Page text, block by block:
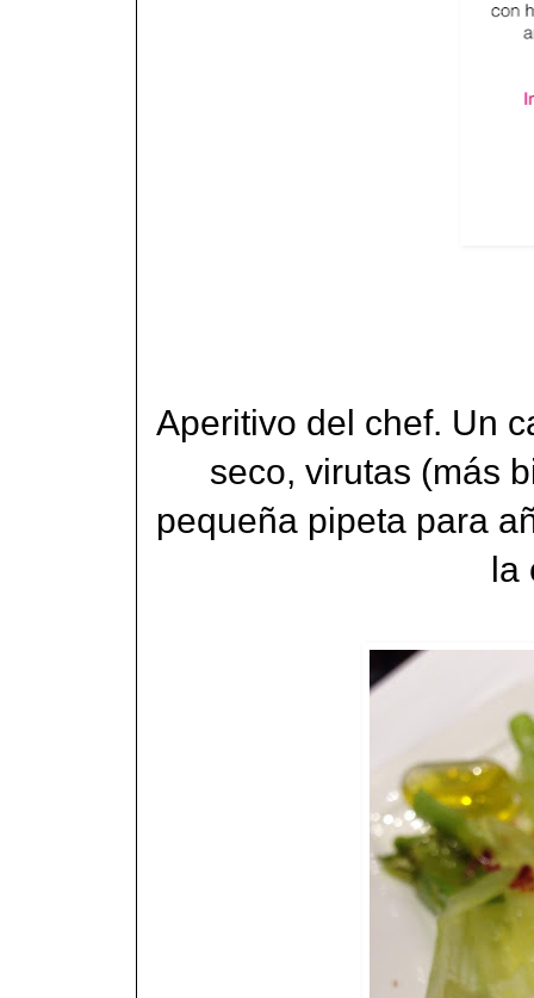
Aperitivo del chef. Un
seco, virutas (más
pequeña pipeta para
la